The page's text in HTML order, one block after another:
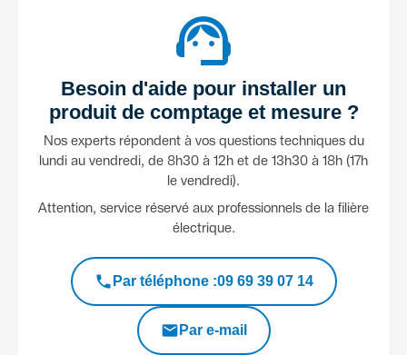
support_agent
Besoin d'aide pour installer un
produit de comptage et mesure ?
Nos experts répondent à vos questions techniques du
lundi au vendredi, de 8h30 à 12h et de 13h30 à 18h (17h
le vendredi).
Attention, service réservé aux professionnels de la filière
électrique.
Par téléphone 09 69 39 07 14
Par e-mail